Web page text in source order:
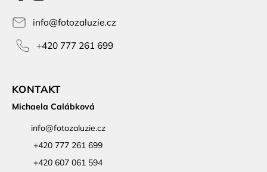
info@fotozaluzie.cz
+420 777 261 699
KONTAKT
Michaela Calábková
info@fotozaluzie.cz
+420 777 261 699
+420 607 061 594